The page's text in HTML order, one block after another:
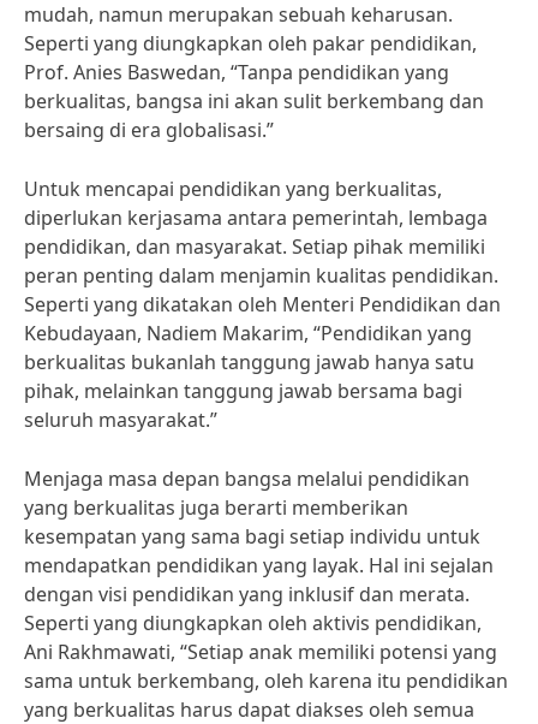
mudah, namun merupakan sebuah keharusan.
Seperti yang diungkapkan oleh pakar pendidikan,
Prof. Anies Baswedan, “Tanpa pendidikan yang
berkualitas, bangsa ini akan sulit berkembang dan
bersaing di era globalisasi.”
Untuk mencapai pendidikan yang berkualitas,
diperlukan kerjasama antara pemerintah, lembaga
pendidikan, dan masyarakat. Setiap pihak memiliki
peran penting dalam menjamin kualitas pendidikan.
Seperti yang dikatakan oleh Menteri Pendidikan dan
Kebudayaan, Nadiem Makarim, “Pendidikan yang
berkualitas bukanlah tanggung jawab hanya satu
pihak, melainkan tanggung jawab bersama bagi
seluruh masyarakat.”
Menjaga masa depan bangsa melalui pendidikan
yang berkualitas juga berarti memberikan
kesempatan yang sama bagi setiap individu untuk
mendapatkan pendidikan yang layak. Hal ini sejalan
dengan visi pendidikan yang inklusif dan merata.
Seperti yang diungkapkan oleh aktivis pendidikan,
Ani Rakhmawati, “Setiap anak memiliki potensi yang
sama untuk berkembang, oleh karena itu pendidikan
yang berkualitas harus dapat diakses oleh semua